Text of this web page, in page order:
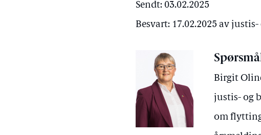
Sendt: 03.02.2025
Besvart: 17.02.2025 av
Birgit
justis- og
om